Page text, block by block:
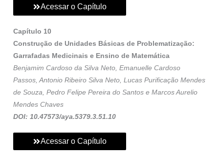
Acessar o Capítulo
Capítulo 10
Construção de Unidades Básicas de Problematização:
Garrafadas Medicinais e Ensino de Matemática
Benjamim Cardoso da Silva Neto, Emanuelle Cardoso
Passos, Antonio Ribeiro Silva Neto, Lucas Purificação Mendes
de Souza, Pedro Felipe Pereira do Santos e Marcos Aurelio
Mendes Chaves
DOI: 10.47573/aya.5379.3.51.10
Acessar o Capítulo